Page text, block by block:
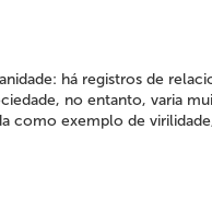
há registros de
no entanto, varia
como exemplo de